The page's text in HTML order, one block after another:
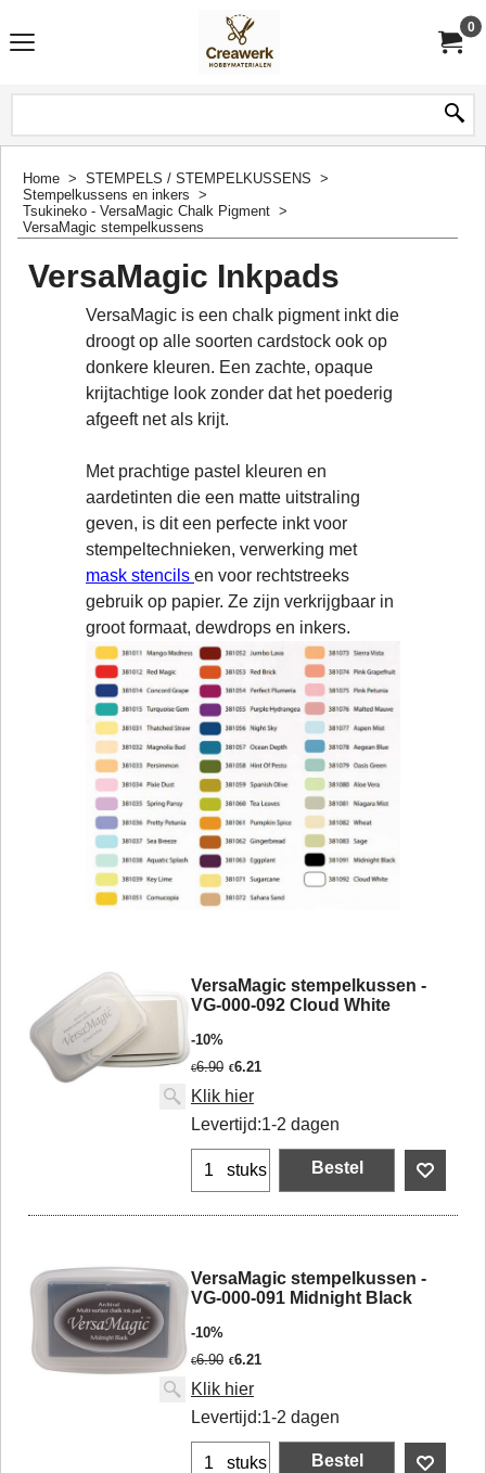
0
Home > STEMPELS / STEMPELKUSSENS >
Stempelkussens en inkers >
Tsukineko - VersaMagic Chalk Pigment >
VersaMagic stempelkussens
VersaMagic Inkpads
VersaMagic is een chalk pigment inkt die
droogt op alle soorten cardstock ook op
donkere kleuren. Een zachte, opaque
krijtachtige look zonder dat het poederig
afgeeft net als krijt.
Met prachtige pastel kleuren en
aardetinten die een matte uitstraling
geven, is dit een perfecte inkt voor
stempeltechnieken, verwerking met
mask stencils en voor rechtstreeks
gebruik op papier. Ze zijn verkrijgbaar in
groot formaat, dewdrops en inkers.
VersaMagic stempelkussen -
VG-000-092 Cloud White
-10%
€6.90 €6.21
Klik hier
Levertijd:1-2 dagen
stuks Bestel
VersaMagic stempelkussen -
VG-000-091 Midnight Black
-10%
€6.90 €6.21
Klik hier
Levertijd:1-2 dagen
stuks Bestel